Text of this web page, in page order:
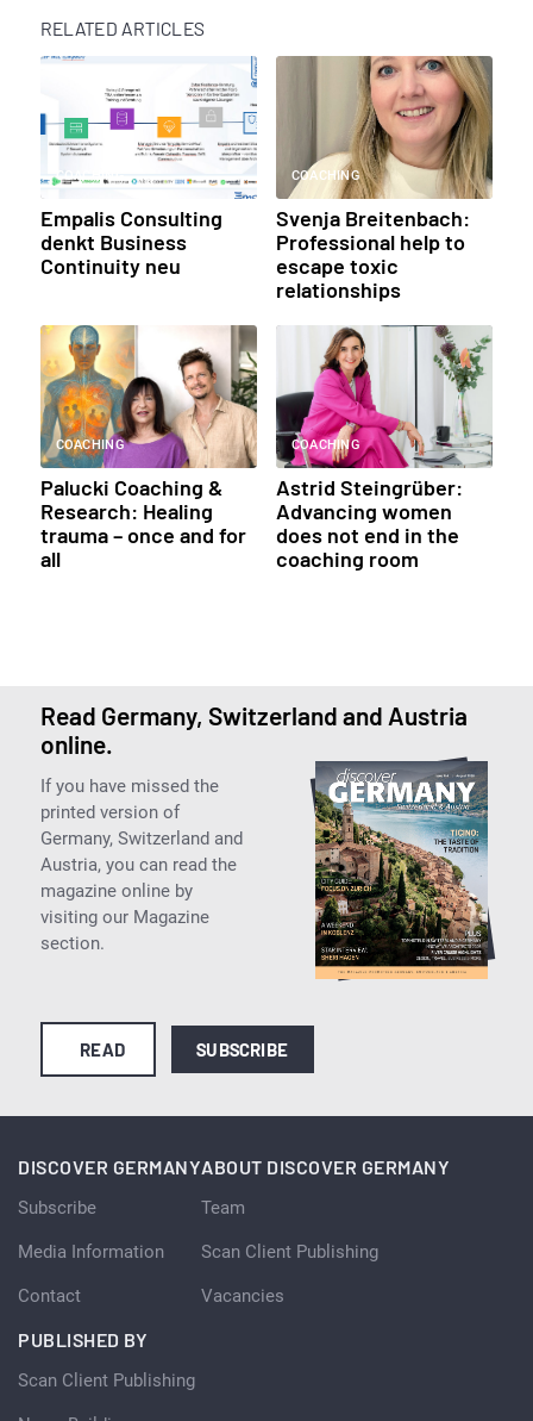
RELATED ARTICLES
COACHING
Empalis Consulting
denkt Business
Continuity neu
COACHING
Svenja Breitenbach:
Professional help to
escape toxic
relationships
COACHING
Palucki Coaching &
Research: Healing
trauma – once and for
all
COACHING
Astrid Steingrüber:
Advancing women
does not end in the
coaching room
Read Germany, Switzerland and Austria
online.
If you have missed the
printed version of
Germany, Switzerland and
Austria, you can read the
magazine online by
visiting our Magazine
section.
READ SUBSCRIBE
DISCOVER GERMANY
Subscribe
Media Information
Contact
ABOUT DISCOVER GERMANY
Team
Scan Client Publishing
Vacancies
PUBLISHED BY
Scan Client Publishing